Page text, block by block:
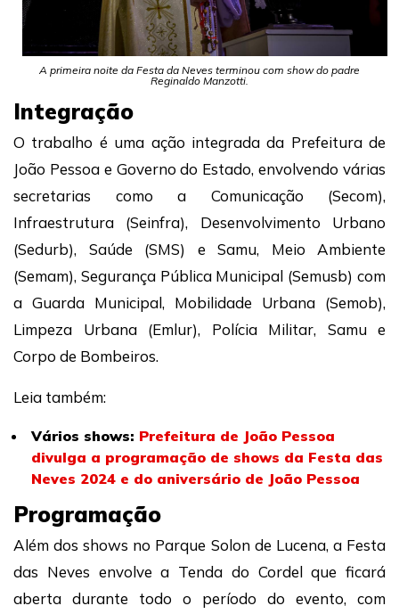
A primeira noite da Festa da Neves terminou com show do padre
Reginaldo Manzotti.
Integração
O trabalho é uma ação integrada da Prefeitura de
João Pessoa e Governo do Estado, envolvendo várias
secretarias como a Comunicação (Secom),
Infraestrutura (Seinfra), Desenvolvimento Urbano
(Sedurb), Saúde (SMS) e Samu, Meio Ambiente
(Semam), Segurança Pública Municipal (Semusb) com
a Guarda Municipal, Mobilidade Urbana (Semob),
Limpeza Urbana (Emlur), Polícia Militar, Samu e
Corpo de Bombeiros.
Leia também:
Vários shows: Prefeitura de João Pessoa
divulga a programação de shows da Festa das
Neves 2024 e do aniversário de João Pessoa
Programação
Além dos shows no Parque Solon de Lucena, a Festa
das Neves envolve a Tenda do Cordel que ficará
aberta durante todo o período do evento, com